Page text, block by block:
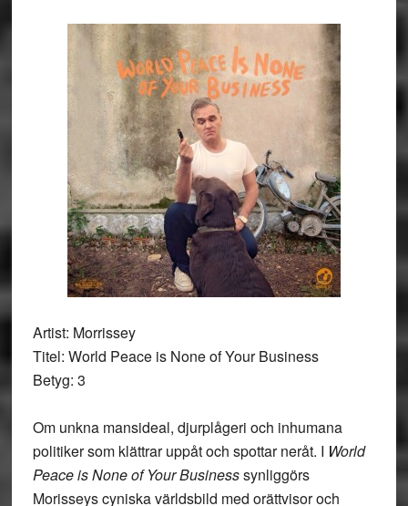
Artist: Morrissey
Titel: World Peace is None of Your Business
Betyg: 3
Om unkna mansideal, djurplågeri och inhumana
politiker som klättrar uppåt och spottar neråt. I World
Peace is None of Your Businesssynliggörs
Morisseys cyniska världsbild med orättvisor och